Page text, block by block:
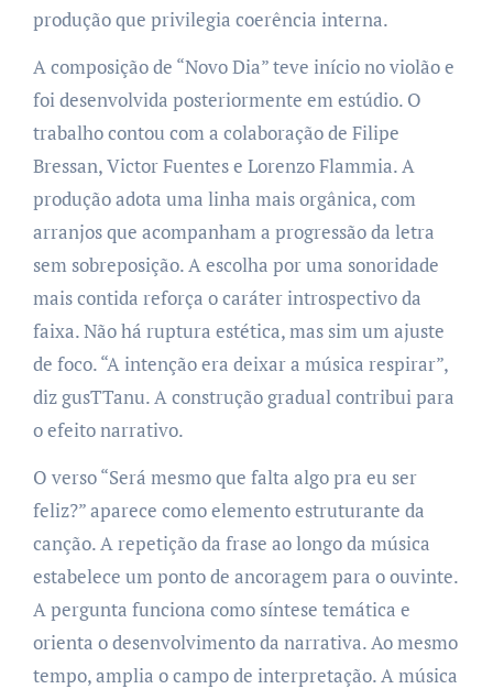
produção que privilegia coerência interna.
A composição de “Novo Dia” teve início no violão e
foi desenvolvida posteriormente em estúdio. O
trabalho contou com a colaboração de Filipe
Bressan, Victor Fuentes e Lorenzo Flammia. A
produção adota uma linha mais orgânica, com
arranjos que acompanham a progressão da letra
sem sobreposição. A escolha por uma sonoridade
mais contida reforça o caráter introspectivo da
faixa. Não há ruptura estética, mas sim um ajuste
de foco. “A intenção era deixar a música respirar”,
diz gusTTanu. A construção gradual contribui para
o efeito narrativo.
O verso “Será mesmo que falta algo pra eu ser
feliz?” aparece como elemento estruturante da
canção. A repetição da frase ao longo da música
estabelece um ponto de ancoragem para o ouvinte.
A pergunta funciona como síntese temática e
orienta o desenvolvimento da narrativa. Ao mesmo
tempo, amplia o campo de interpretação. A música